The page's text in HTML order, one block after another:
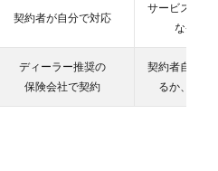
契約者が自分で対応
サービス提供
な条件
ディーラー推奨の
保険会社で契約
契約者自が自
るか、契約